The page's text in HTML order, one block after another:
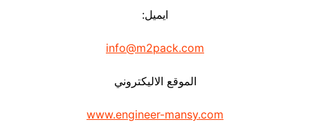
ايميل:
info@m2pack.com
الموقع الاليكتروني
www.engineer-mansy.com